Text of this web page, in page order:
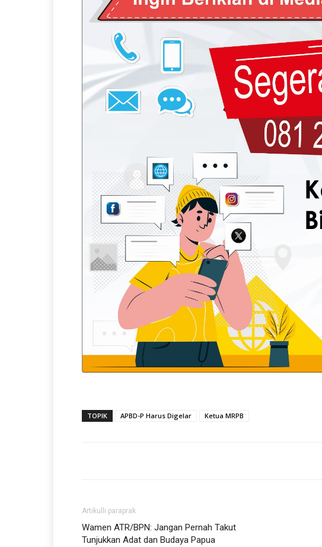
TOPIK APBD-P Harus Digelar Ketua MRPB
Artikulli paraprak
Wamen ATR/BPN: Jangan Pernah Takut
Tunjukkan Adat dan Budaya Papua